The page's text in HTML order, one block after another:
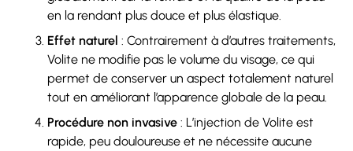
en la rendant plus douce et plus élastique.
Effet naturel : Contrairement à d’autres traitements,
Volite ne modifie pas le volume du visage, ce qui
permet de conserver un aspect totalement naturel
tout en améliorant l’apparence globale de la peau.
Procédure non invasive : L’injection de Volite est
rapide, peu douloureuse et ne nécessite aucune